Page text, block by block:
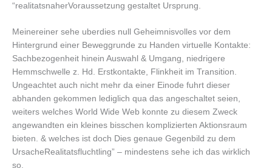
“realitatsnaherVoraussetzung gestaltet Ursprung.
Meinereiner sehe uberdies null Geheimnisvolles vor dem
Hintergrund einer Beweggrunde zu Handen virtuelle Kontakte:
Sachbezogenheit hinein Auswahl & Umgang, niedrigere
Hemmschwelle z. Hd. Erstkontakte, Flinkheit im Transition.
Ungeachtet auch nicht mehr da einer Einode fuhrt dieser
abhanden gekommen lediglich qua das angeschaltet seien,
weiters welches World Wide Web konnte zu diesem Zweck
angewandten ein kleines bisschen komplizierten Aktionsraum
bieten. & welches ist doch Dies genaue Gegenbild zu dem
UrsacheRealitatsfluchtling” – mindestens sehe ich das wirklich
so.